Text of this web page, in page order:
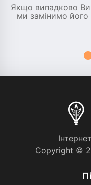
Якщо випадково Ви
ми замінимо його
Copyright ©